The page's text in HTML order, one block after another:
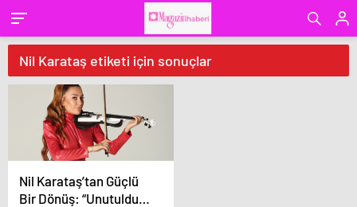
Nil Karataş etiketi için sonuçlar
Nil Karataş’tan Güçlü
Bir Dönüş: “Unutuldun”